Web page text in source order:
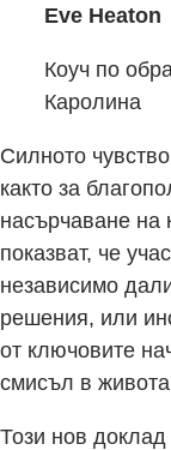
Eve Heaton
Коуч по
Каролина
Силното
както за
насърчаване на
показват, че
независимо
решения, или
от ключовите
смисъл в
Този нов доклад